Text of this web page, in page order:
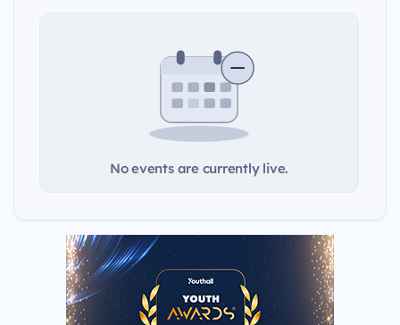
No events are currently live.